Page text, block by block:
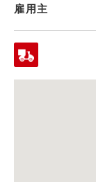
雇用主